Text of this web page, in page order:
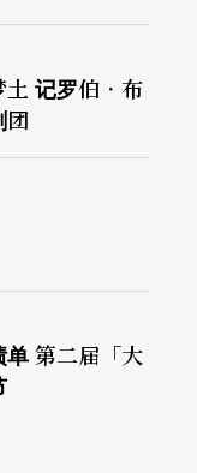
安睡在学院中
此一素材的陌
上一代步伐的
「知识即是权
资讯出发重
，在第二代小剧
政治归政治，
现在更为激进
记罗伯．布
团
第二届「大